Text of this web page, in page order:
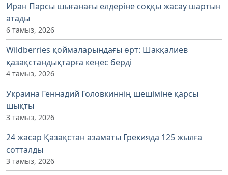
Иран Парсы шығанағы елдеріне соққы жасау шартын
атады
6 тамыз, 2026
Wildberries қоймаларындағы өрт: Шакқалиев
қазақстандықтарға кеңес берді
4 тамыз, 2026
Украина Геннадий Головкиннің шешіміне қарсы
шықты
3 тамыз, 2026
24 жасар Қазақстан азаматы Грекияда 125 жылға
сотталды
3 тамыз, 2026